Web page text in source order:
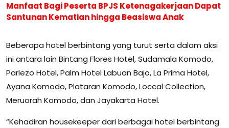
Manfaat Bagi Peserta BPJS Ketenagakerjaan Dapat
Santunan Kematian hingga Beasiswa Anak
Beberapa hotel berbintang yang turut serta dalam aksi
ini antara lain Bintang Flores Hotel, Sudamala Komodo,
Parlezo Hotel, Palm Hotel Labuan Bajo, La Prima Hotel,
Ayana Komodo, Plataran Komodo, Loccal Collection,
Meruorah Komodo, dan Jayakarta Hotel.
“Kehadiran housekeeper dari berbagai hotel berbintang